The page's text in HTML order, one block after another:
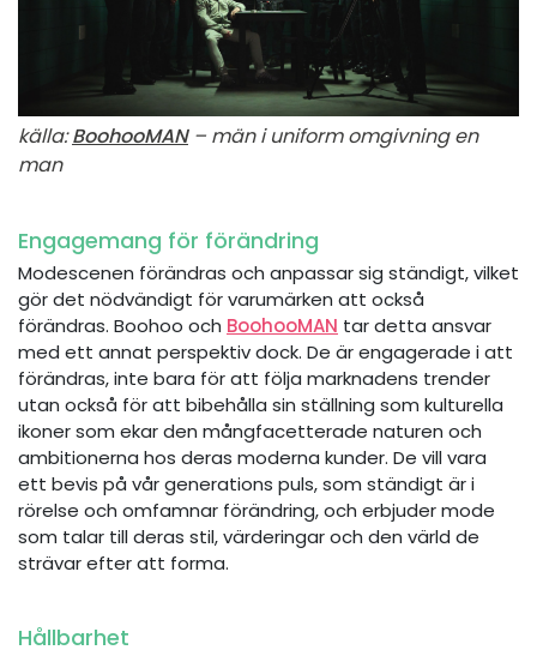
källa:BoohooMAN– män i uniform omgivning en
man
Engagemang för förändring
Modescenen förändras och anpassar sig ständigt, vilket
gör det nödvändigt för varumärken att också
förändras. Boohoo och BoohooMAN tar detta ansvar
med ett annat perspektiv dock. De är engagerade i att
förändras, inte bara för att följa marknadens trender
utan också för att bibehålla sin ställning som kulturella
ikoner som ekar den mångfacetterade naturen och
ambitionerna hos deras moderna kunder. De vill vara
ett bevis på vår generations puls, som ständigt är i
rörelse och omfamnar förändring, och erbjuder mode
som talar till deras stil, värderingar och den värld de
strävar efter att forma.
Hållbarhet